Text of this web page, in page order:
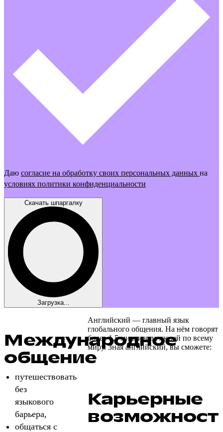
Даю согласие на обработку своих персональных данных на
условиях политики конфиденциальности
Скачать шпаргалку
Загрузка...
Международное
общение
Английский — главный язык
глобального общения. На нём говорят
более 1,5 миллиарда людей по всему
миру. Зная английский, вы сможете:
путешествовать
без
языкового
барьера,
общаться с
Карьерные